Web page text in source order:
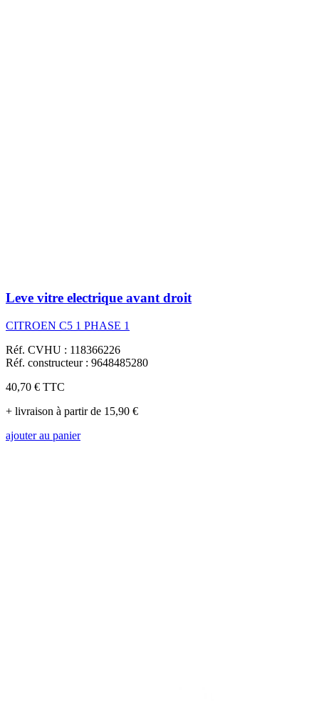
Leve vitre electrique avant droit
CITROEN C5 1 PHASE 1
Réf. CVHU : 118366226
Réf. constructeur : 9648485280
40,70 € TTC
+ livraison à partir de 15,90 €
ajouter au panier